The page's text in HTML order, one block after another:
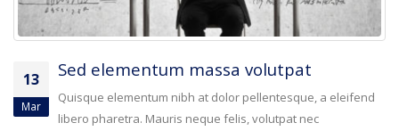
13
Mar
Etiam laoreet sem eget eros rhoncus
Quisque elementum nibh at dolor pellentesque, a eleifend
libero pharetra. Mauris neque felis, volutpat nec